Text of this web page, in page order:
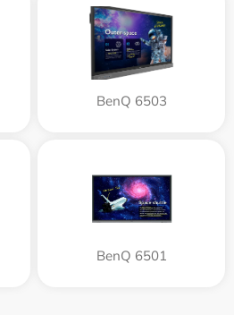
BenQ 6503
BenQ 6501